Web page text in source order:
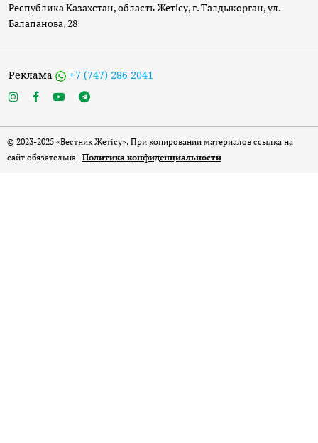
Республика Казахстан, область Жетісу, г. Талдыкорган, ул.
Балапанова, 28
Реклама +7 (747) 286 2041
© 2023-2025 «Вестник Жетісу». При копировании материалов ссылка на
сайт обязательна | Политика конфиденциальности